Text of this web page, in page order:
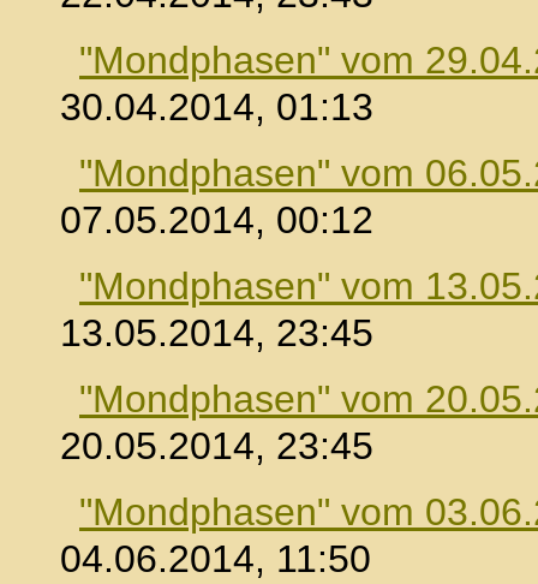
"Mondphasen" vom
30.04.2014, 01:13
"Mondphasen" vom
07.05.2014, 00:12
"Mondphasen" vom
13.05.2014, 23:45
"Mondphasen" vom
20.05.2014, 23:45
"Mondphasen" vom
04.06.2014, 11:50